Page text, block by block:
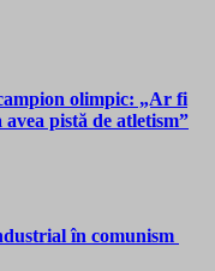
olimpic: „Ar fi
pistă de atletism”
în comunism